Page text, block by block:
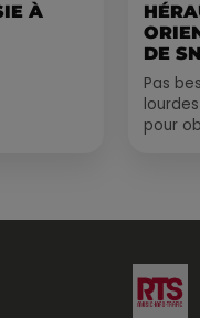
À
DE
Pas
pour